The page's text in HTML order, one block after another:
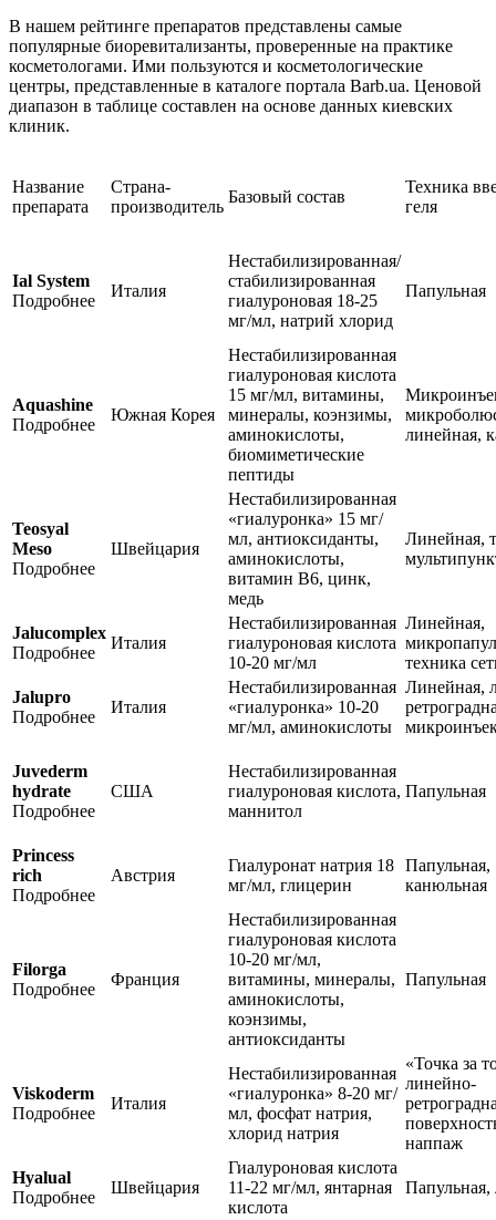
В нашем рейтинге препаратов представлены самые
популярные биоревитализанты, проверенные на практике
косметологами. Ими пользуются и косметологические
центры, представленные в каталоге портала Barb.ua. Ценовой
диапазон в таблице составлен на основе данных киевских
клиник.
Название
препарата
Страна-
производитель
Базовый состав
Техника
геля
Ial System
Подробнее
Италия
Нестабилизированная/
стабилизированная
гиалуроновая 18-25
мг/мл, натрий хлорид
Папульная
Aquashine
Подробнее
Южная Корея
Нестабилизированная
гиалуроновая кислота
15 мг/мл, витамины,
минералы, коэнзимы,
аминокислоты,
биомиметические
пептиды
линейная,
Teosyal
Meso
Подробнее
Швейцария
Нестабилизированная
«гиалуронка» 15 мг/
мл, антиоксиданты,
аминокислоты,
витамин В6, цинк,
медь
Линейная,
Jalucomplex
Подробнее
Италия
Нестабилизированная
гиалуроновая кислота
10-20 мг/мл
Линейная,
техника
Jalupro
Подробнее
Италия
Нестабилизированная
«гиалуронка» 10-20
мг/мл, аминокислоты
Линейная,
Juvederm
hydrate
Подробнее
США
Нестабилизированная
гиалуроновая кислота,
маннитол
Папульная
Рrincess
rich
Подробнее
Австрия
Гиалуронат натрия 18
мг/мл, глицерин
Папульная,
канюльная
Filorga
Подробнее
Франция
Нестабилизированная
гиалуроновая кислота
10-20 мг/мл,
витамины, минералы,
аминокислоты,
коэнзимы,
антиоксиданты
Папульная
Viskoderm
Подробнее
Италия
Нестабилизированная
«гиалуронка» 8-20 мг/
мл, фосфат натрия,
хлорид натрия
«Точка за
линейно-
наппаж
Hyalual
Подробнее
Швейцария
Гиалуроновая кислота
11-22 мг/мл, янтарная
кислота
Папульная,